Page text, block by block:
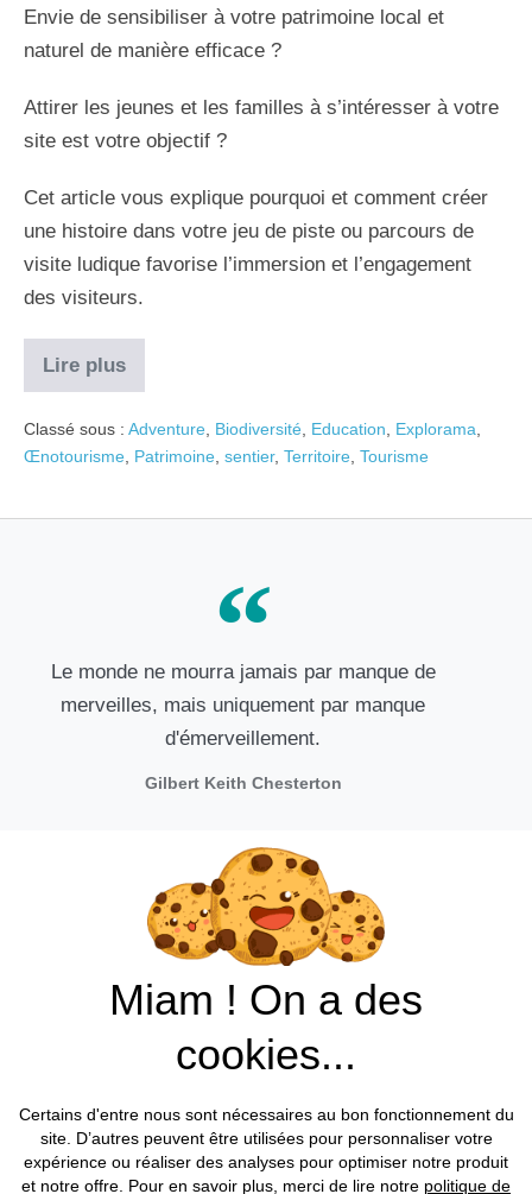
Miam ! On a des
cookies...
Certains d'entre nous sont nécessaires au bon fonctionnement du
site. D’autres peuvent être utilisées pour personnaliser votre
expérience ou réaliser des analyses pour optimiser notre produit
et notre offre. Pour en savoir plus, merci de lire notre politique de
Envie de sensibiliser à votre patrimoine local et
naturel de manière efficace ?
Attirer les jeunes et les familles à s’intéresser à votre
site est votre objectif ?
Cet article vous explique pourquoi et comment créer
une histoire dans votre jeu de piste ou parcours de
visite ludique favorise l’immersion et l’engagement
des visiteurs.
Lire plus
Classé sous : Adventure Biodiversité Education Explorama
Œnotourisme Patrimoine sentier, Territoire Tourisme
Le monde ne mourra jamais par manque de
merveilles, mais uniquement par manque
d'émerveillement.
Gilbert Keith Chesterton
Nous contacter / prendre rdv
Made by EXPLORAMA, 2023 All rights reserved​